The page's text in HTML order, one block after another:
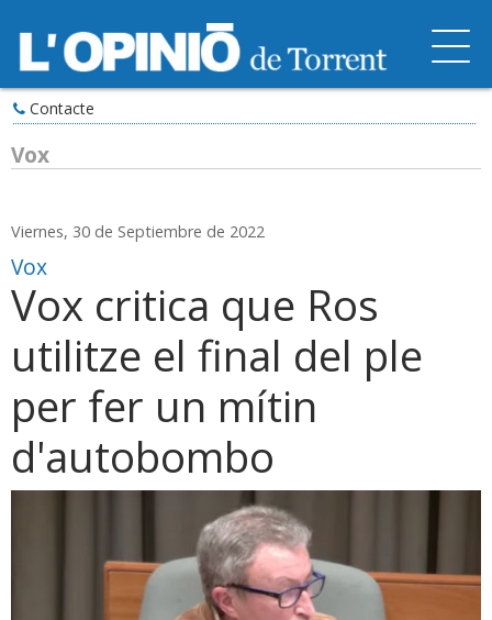
Contacte
Vox
Viernes, 30 de Septiembre de 2022
Vox
Vox critica que Ros
utilitze el final del ple
per fer un mítin
d'autobombo